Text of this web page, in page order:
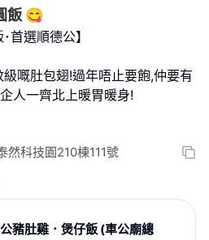
飯 😋
首選順德公】
嘅肚包翅!過年唔止要飽,仲要有
人一齊北上暖胃暖身!
然科技園210棟111號
豬肚雞．煲仔飯 (車公廟總